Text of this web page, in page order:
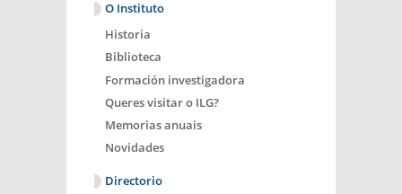
O Instituto
Historia
Biblioteca
Formación investigadora
Queres visitar o ILG?
Memorias anuais
Novidades
Directorio